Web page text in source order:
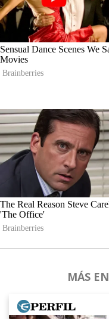
MÁS EN